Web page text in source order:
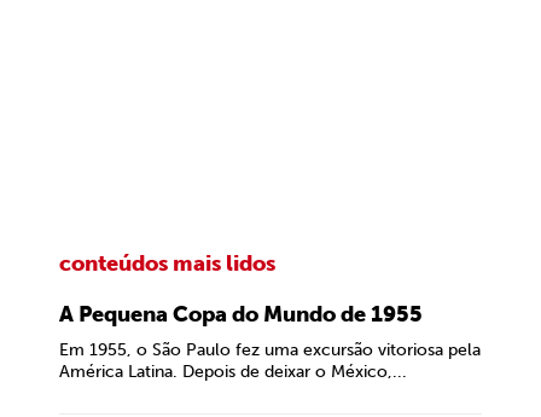
conteúdos mais lidos
A Pequena Copa do Mundo de 1955
Em 1955, o São Paulo fez uma excursão vitoriosa pela
América Latina. Depois de deixar o México,...